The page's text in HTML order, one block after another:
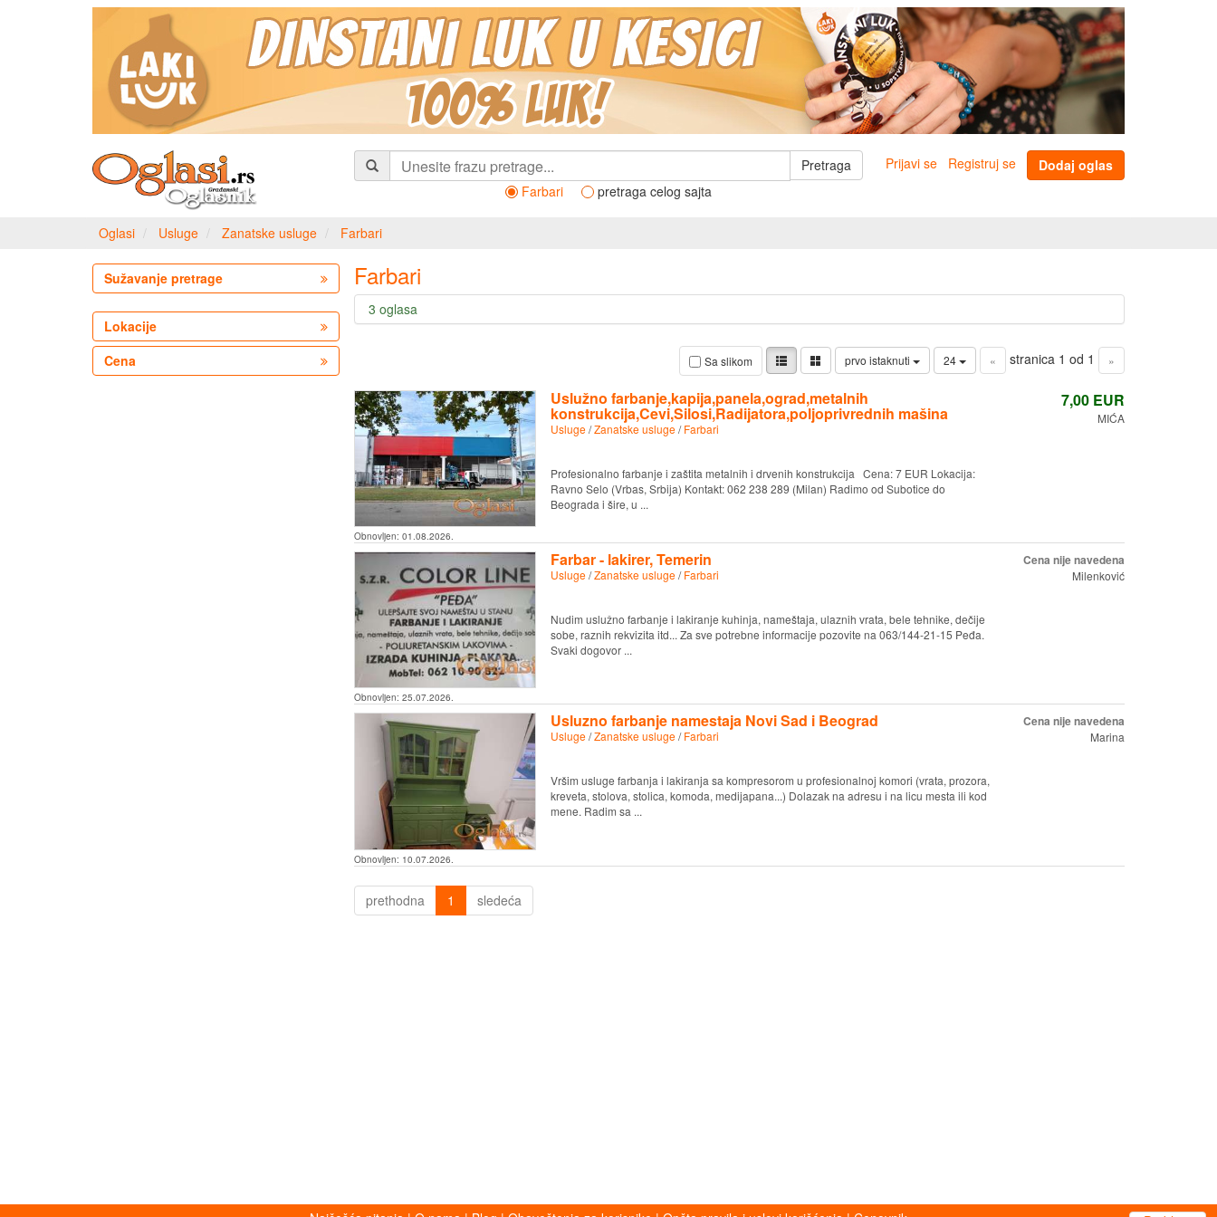
Pretraga
Farbari
pretraga celog sajta
Prijavi se Registruj se Dodaj oglas
Oglasi Usluge Zanatske usluge Farbari
Sužavanje pretrage
Lokacije
Cena
Farbari
3 oglasa
Sa slikom prvo istaknuti 24 « stranica 1 od 1 »
Obnovljen: 01.08.2026.
Uslužno farbanje,kapija,panela,ograd,metalnih
konstrukcija,Cevi,Silosi,Radijatora,poljoprivrednih mašina
Usluge/Zanatske usluge/Farbari
Profesionalno farbanje i zaštita metalnih i drvenih konstrukcija Cena: 7 EUR Lokacija:
Ravno Selo (Vrbas, Srbija) Kontakt: 062 238 289 (Milan) Radimo od Subotice do
Beograda i šire, u ...
7,00EUR
MIĆA
Obnovljen: 25.07.2026.
Farbar - lakirer, Temerin
Usluge/Zanatske usluge/Farbari
Nudim uslužno farbanje i lakiranje kuhinja, nameštaja, ulaznih vrata, bele tehnike, dečije
sobe, raznih rekvizita itd... Za sve potrebne informacije pozovite na 063/144-21-15 Peđa.
Svaki dogovor ...
Cena nije navedena
Milenković
Obnovljen: 10.07.2026.
Usluzno farbanje namestaja Novi Sad i Beograd
Usluge/Zanatske usluge/Farbari
Vršim usluge farbanja i lakiranja sa kompresorom u profesionalnoj komori (vrata, prozora,
kreveta, stolova, stolica, komoda, medijapana...) Dolazak na adresu i na licu mesta ili kod
mene. Radim sa ...
Cena nije navedena
Marina
prethodna 1 sledeća